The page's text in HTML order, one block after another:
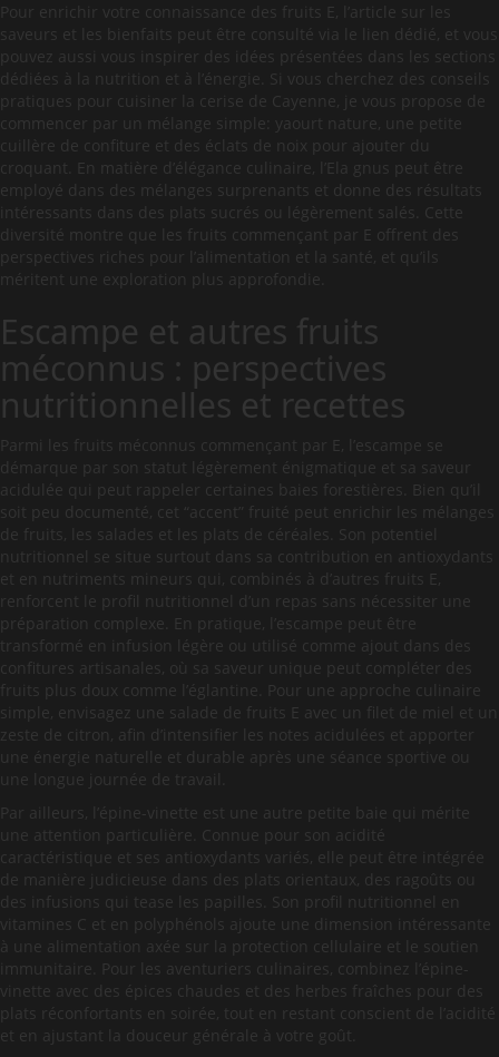
Pour enrichir votre connaissance des fruits E, l’article sur les
saveurs et les bienfaits peut être consulté via le lien dédié, et vous
pouvez aussi vous inspirer des idées présentées dans les sections
dédiées à la nutrition et à l’énergie. Si vous cherchez des conseils
pratiques pour cuisiner la cerise de Cayenne, je vous propose de
commencer par un mélange simple: yaourt nature, une petite
cuillère de confiture et des éclats de noix pour ajouter du
croquant. En matière d’élégance culinaire, l’Ela gnus peut être
employé dans des mélanges surprenants et donne des résultats
intéressants dans des plats sucrés ou légèrement salés. Cette
diversité montre que les fruits commençant par E offrent des
perspectives riches pour l’alimentation et la santé, et qu’ils
méritent une exploration plus approfondie.
Escampe et autres fruits
méconnus : perspectives
nutritionnelles et recettes
Parmi les fruits méconnus commençant par E, l’escampe se
démarque par son statut légèrement énigmatique et sa saveur
acidulée qui peut rappeler certaines baies forestières. Bien qu’il
soit peu documenté, cet “accent” fruité peut enrichir les mélanges
de fruits, les salades et les plats de céréales. Son potentiel
nutritionnel se situe surtout dans sa contribution en antioxydants
et en nutriments mineurs qui, combinés à d’autres fruits E,
renforcent le profil nutritionnel d’un repas sans nécessiter une
préparation complexe. En pratique, l’escampe peut être
transformé en infusion légère ou utilisé comme ajout dans des
confitures artisanales, où sa saveur unique peut compléter des
fruits plus doux comme l’églantine. Pour une approche culinaire
simple, envisagez une salade de fruits E avec un filet de miel et un
zeste de citron, afin d’intensifier les notes acidulées et apporter
une énergie naturelle et durable après une séance sportive ou
une longue journée de travail.
Par ailleurs, l’épine-vinette est une autre petite baie qui mérite
une attention particulière. Connue pour son acidité
caractéristique et ses antioxydants variés, elle peut être intégrée
de manière judicieuse dans des plats orientaux, des ragoûts ou
des infusions qui tease les papilles. Son profil nutritionnel en
vitamines C et en polyphénols ajoute une dimension intéressante
à une alimentation axée sur la protection cellulaire et le soutien
immunitaire. Pour les aventuriers culinaires, combinez l’épine-
vinette avec des épices chaudes et des herbes fraîches pour des
plats réconfortants en soirée, tout en restant conscient de l’acidité
et en ajustant la douceur générale à votre goût.